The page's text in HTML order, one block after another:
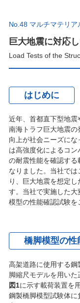
No.48 マルチマテリ
巨大地震に対応
Load Tests of the
はじめに
近年、首都直下型地震
南海トラフ巨大地震
向上が社会ニーズに
は高強度化によるコ
の耐震性能を確認する
なりました。当社で
り、巨大地震を想定
す。当社で実施した
模型の性能確認試験を
橋脚模型の性
高架道路に使用する
脚縮尺モデルを用い
図1に示す載荷装置を
鋼製橋脚模型試験体に